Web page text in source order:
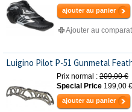
ajouter au panier
Ajouter au
Luigino Pilot P-51 Gunmetal
Prix normal : 209,00 €
Special Price 199,00 €
ajouter au panier